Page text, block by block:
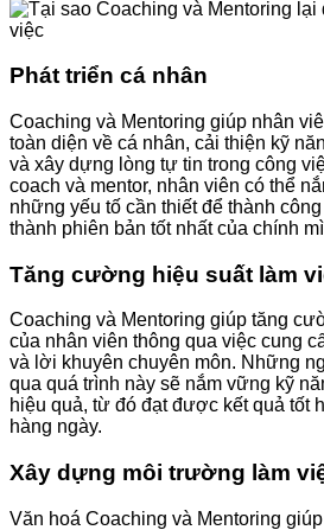
Phát triển cá nhân
Coaching và Mentoring giúp nhân
toàn diện về cá nhân, cải thiện kỹ
và xây dựng lòng tự tin trong công
coach và mentor, nhân viên có thể
những yếu tố cần thiết để thành
thành phiên bản tốt nhất của chính
Tăng cường hiệu suất làm
Coaching và Mentoring giúp tăng
của nhân viên thông qua việc cung
và lời khuyên chuyên môn. Những
qua quá trình này sẽ nắm vững kỹ
hiệu quả, từ đó đạt được kết quả tốt
hàng ngày.
Xây dựng môi trường làm
Văn hoá Coaching và Mentoring